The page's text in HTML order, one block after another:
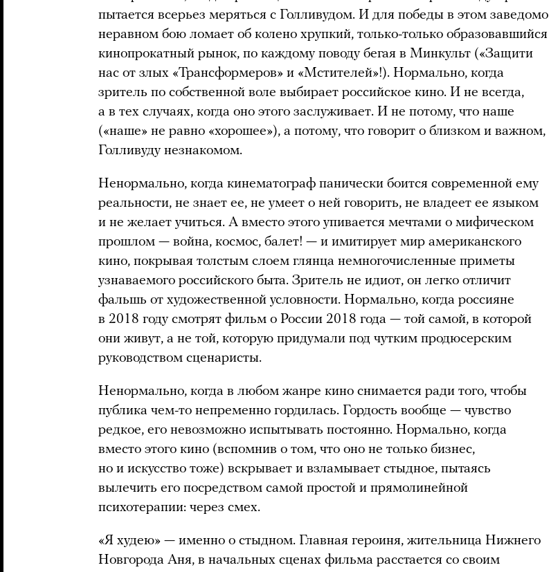
пытается всерьез меряться с Голливудом. И для победы в этом заведомо
неравном бою ломает об колено хрупкий, только-только образовавшийся
кинопрокатный рынок, по каждому поводу бегая в Минкульт («Защити
нас от злых «Трансформеров» и «Мстителей»!). Нормально, когда
зритель по собственной воле выбирает российское кино. И не всегда,
а в тех случаях, когда оно этого заслуживает. И не потому, что наше
(«наше» не равно «хорошее»), а потому, что говорит о близком и важном,
Голливуду незнакомом.
Ненормально, когда кинематограф панически боится современной ему
реальности, не знает ее, не умеет о ней говорить, не владеет ее языком
и не желает учиться. А вместо этого упивается мечтами о мифическом
прошлом — война, космос, балет! — и имитирует мир американского
кино, покрывая толстым слоем глянца немногочисленные приметы
узнаваемого российского быта. Зритель не идиот, он легко отличит
фальшь от художественной условности. Нормально, когда россияне
в 2018 году смотрят фильм о России 2018 года — той самой, в которой
они живут, а не той, которую придумали под чутким продюсерским
руководством сценаристы.
Ненормально, когда в любом жанре кино снимается ради того, чтобы
публика чем-то непременно гордилась. Гордость вообще — чувство
редкое, его невозможно испытывать постоянно. Нормально, когда
вместо этого кино (вспомнив о том, что оно не только бизнес,
но и искусство тоже) вскрывает и взламывает стыдное, пытаясь
вылечить его посредством самой простой и прямолинейной
психотерапии: через смех.
«Я худею» — именно о стыдном. Главная героиня, жительница Нижнего
Новгорода Аня, в начальных сценах фильма расстается со своим